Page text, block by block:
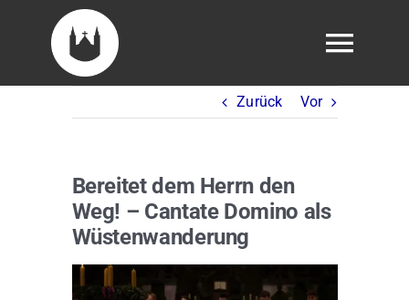
Veranstaltungen
Domsingknabe werden
Zurück Vor
Bereitet dem Herrn den
Weg! – Cantate Domino als
Wüstenwanderung
Zeige